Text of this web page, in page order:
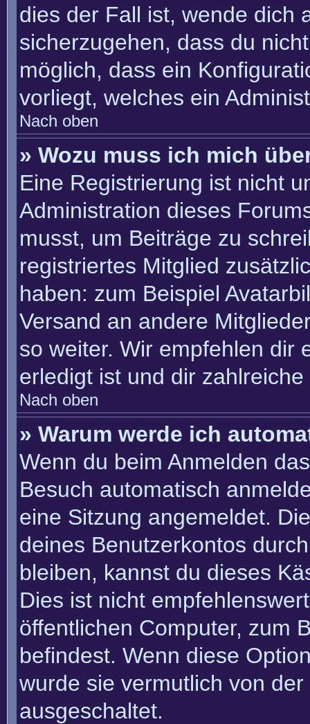
dies der Fall ist, wende dich
sicherzugehen, dass du
möglich, dass ein
vorliegt, welches ein
Nach oben
» Wozu muss ich mich
Eine Registrierung ist nicht
Administration dieses
musst, um Beiträge zu
registriertes Mitglied
haben: zum Beispiel
Versand an andere
so weiter. Wir empfehlen dir
erledigt ist und dir
Nach oben
» Warum werde ich
Wenn du beim Anmelden
Besuch automatisch
eine Sitzung angemeldet.
deines Benutzerkontos
bleiben, kannst du dieses
Dies ist nicht
öffentlichen Computer, zum
befindest. Wenn diese
wurde sie vermutlich von
ausgeschaltet.